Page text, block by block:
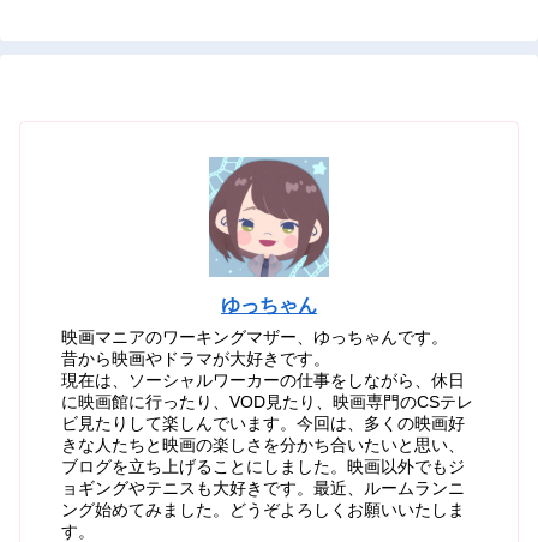
ゆっちゃん
映画マニアのワーキングマザー、ゆっちゃんです。
昔から映画やドラマが大好きです。
現在は、ソーシャルワーカーの仕事をしながら、休日
に映画館に行ったり、VOD見たり、映画専門のCSテレ
ビ見たりして楽しんでいます。今回は、多くの映画好
きな人たちと映画の楽しさを分かち合いたいと思い、
ブログを立ち上げることにしました。映画以外でもジ
ョギングやテニスも大好きです。最近、ルームランニ
ング始めてみました。どうぞよろしくお願いいたしま
す。